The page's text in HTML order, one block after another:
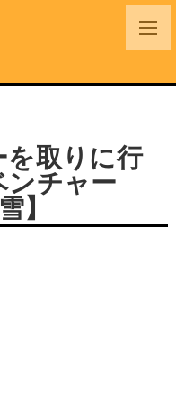
取りに行
ンチャー
】